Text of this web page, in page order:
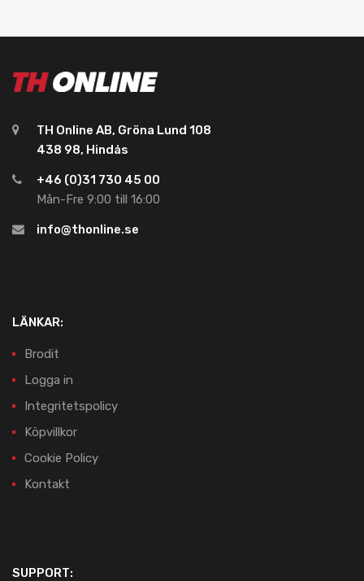
TH Online AB, Gröna Lund 108
438 98, Hindås
+46 (0)31 730 45 00
Mån-Fre 9:00 till 16:00
info@thonline.se
LÄNKAR:
Brodit
Logga in
Integritetspolicy
Köpvillkor
Cookie Policy
Kontakt
SUPPORT: